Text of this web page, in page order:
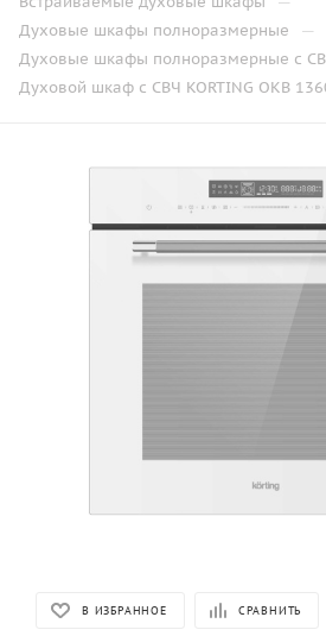
Духовые шкафы полноразмерные —
Духовые шкафы полноразмерные с
Духовой шкаф с СВЧ KORTING OKB
В ИЗБРАННОЕ СРАВНИТЬ